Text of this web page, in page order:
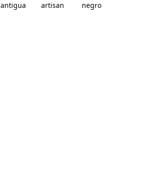
antigua
artisan
negro